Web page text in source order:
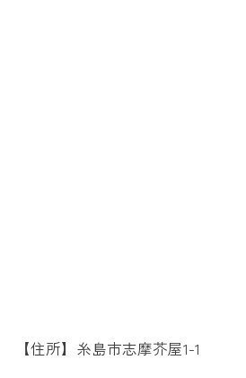
【住所】糸島市志摩芥屋1-1